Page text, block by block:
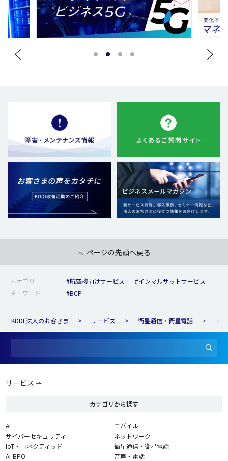
ページの先頭へ戻る
カテゴリ #航空機向けサービス
#インマルサットサービス
キーワード
#BCP
KDDI 法人のお客さま サービス 衛星通信・衛星電話 イ
サービス
カテゴリから探す
AI
サイバーセキュリティ
IoT・コネクティッド
AI-BPO
モバイル
ネットワーク
衛星通信・衛星電話
音声・電話